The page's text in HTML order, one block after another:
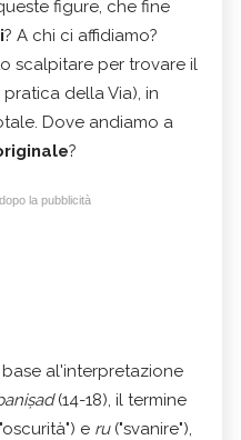
figure, che fine
? A chi ci affidiamo?
scalpitare per trovare il
della Via), in
Dove andiamo a
?
la pubblicità
al'interpretazione
(14-18), il termine
e ru("svanire"),